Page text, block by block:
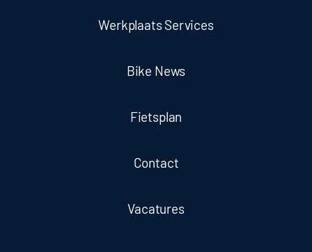
Werkplaats Services
Bike News
Fietsplan
Contact
Vacatures